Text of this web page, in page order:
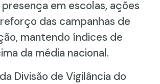
em escolas, ações
das campanhas de
mantendo índices de
da média nacional.
Divisão de Vigilância do